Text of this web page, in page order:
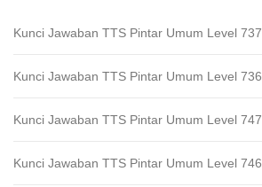
Kunci Jawaban TTS Pintar Umum Level 737
Kunci Jawaban TTS Pintar Umum Level 736
Kunci Jawaban TTS Pintar Umum Level 747
Kunci Jawaban TTS Pintar Umum Level 746